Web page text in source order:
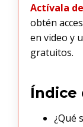
Actívala
obtén
en video y
gratuitos.
Índice
¿Qué